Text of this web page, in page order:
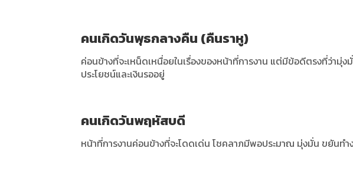
คนเกิดวันพุธกลางคืน (คืนราหู)
ค่อนข้างที่จะเหน็ดเหนื่อยในเรื่องของหน้าที่การงาน แต่มีข้อดีตรงที่ว่ามุ่ง
ประโยชน์และเงินรออยู่
คนเกิดวันพฤหัสบดี
หน้าที่การงานค่อนข้างที่จะโดดเด่น โชคลาภมีพอประมาณ มุ่งมั่น ขยันทำ